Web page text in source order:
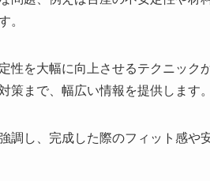
。
性を大幅に向上させるテクニック
策まで、幅広い情報を提供します。
調し、完成した際のフィット感や